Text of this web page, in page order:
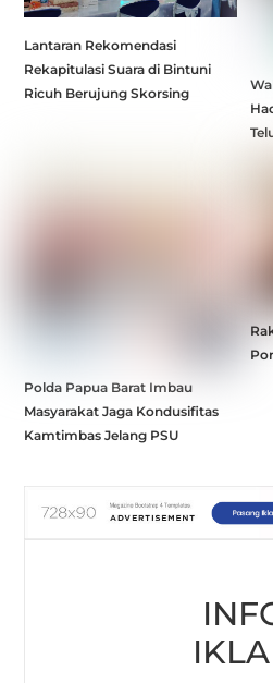
Lantaran Rekomendasi
Rekapitulasi Suara di Bintuni
Ricuh Berujung Skorsing
Polda Papua Barat Imbau
Masyarakat Jaga Kondusifitas
Kamtimbas Jelang PSU